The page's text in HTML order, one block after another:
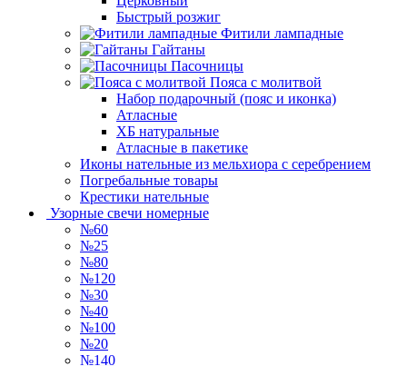
Быстрый розжиг
Фитили лампадные
Гайтаны
Пасочницы
Пояса с молитвой
Набор подарочный (пояс и иконка)
Атласные
ХБ натуральные
Атласные в пакетике
Иконы нательные из мельхиора с серебрением
Погребальные товары
Крестики нательные
Узорные свечи номерные
№60
№25
№80
№120
№30
№40
№100
№20
№140